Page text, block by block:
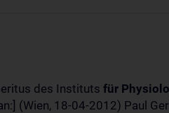
des Instituts für
(Wien, 18-04-2012) Paul